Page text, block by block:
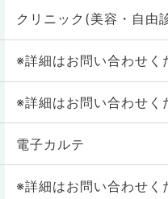
クリニック(美容・自由
※詳細はお問い合わせく
※詳細はお問い合わせく
電子カルテ
※詳細はお問い合わせく